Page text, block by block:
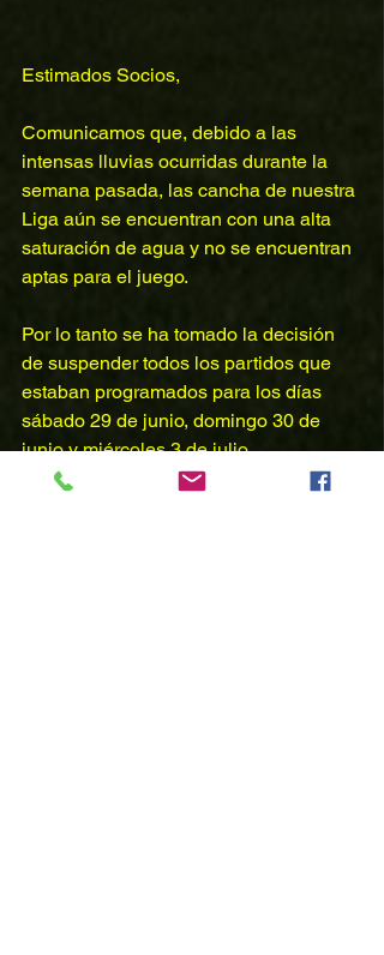
Estimados Socios,
Comunicamos que, debido a las
intensas lluvias ocurridas durante la
semana pasada, las cancha de nuestra
Liga aún se encuentran con una alta
saturación de agua y no se encuentran
aptas para el juego.
Por lo tanto se ha tomado la decisión
de suspender todos los partidos que
estaban programados para los días
sábado 29 de junio, domingo 30 de
junio y miércoles 3 de julio.